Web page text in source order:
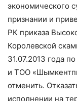
экономического
признании и
РК приказа
Королевской
31.07.2013 года
и ТОО
отменить.
исполнении на